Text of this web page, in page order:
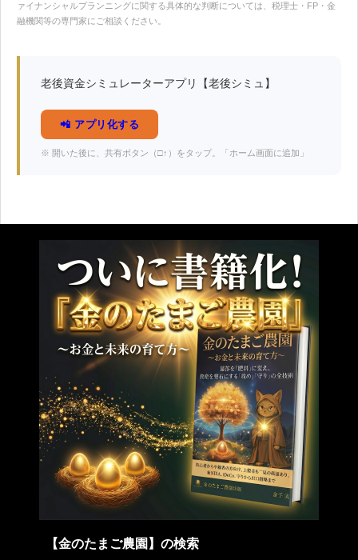
ァイナンシャルプランニングに関する具体的な判断については、税理士・FP・金
融機関等の専門家にご相談ください。
老後資金シミュレーターアプリ【老後シミュ】
📲 アプリ化する
※ 開いた後に、共有ボタン（□↑）をタップ。「ホーム画面に追加」
【金のたまご農園】の検索